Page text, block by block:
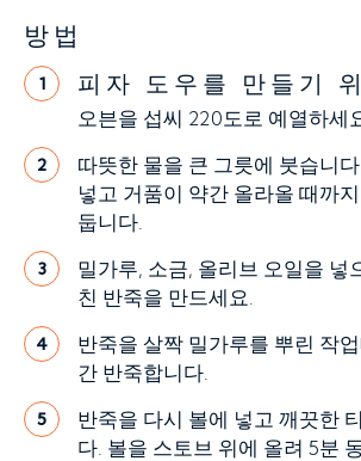
방법
1 피자 도우를 만들기
오븐을 섭씨 220도로 예열하세
2
따뜻한 물을 큰 그릇에 붓습니
넣고 거품이 약간 올라올 때까
둡니다.
3
밀가루, 소금, 올리브 오일을 넣
친 반죽을 만드세요.
4
반죽을 살짝 밀가루를 뿌린 작
간 반죽합니다.
5
반죽을 다시 볼에 넣고 깨끗한
다. 볼을 스토브 위에 올려 5분